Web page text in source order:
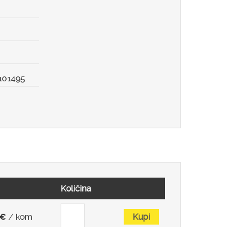
Količina
/ kom Kupi